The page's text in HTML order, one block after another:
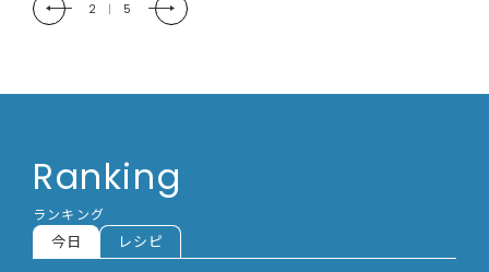
2 | 5
Ranking
ランキング
今日 レシピ